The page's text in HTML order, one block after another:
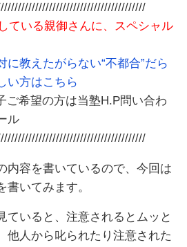
ている親御さんに、スペシャル
に教えたがらない“不都合”だら
い方はこちら
希望の方は当塾H.P問い合わ
ル
内容を書いているので、今回は
書いてみます。
ていると、注意されるとムッと
他人から叱られたり注意された